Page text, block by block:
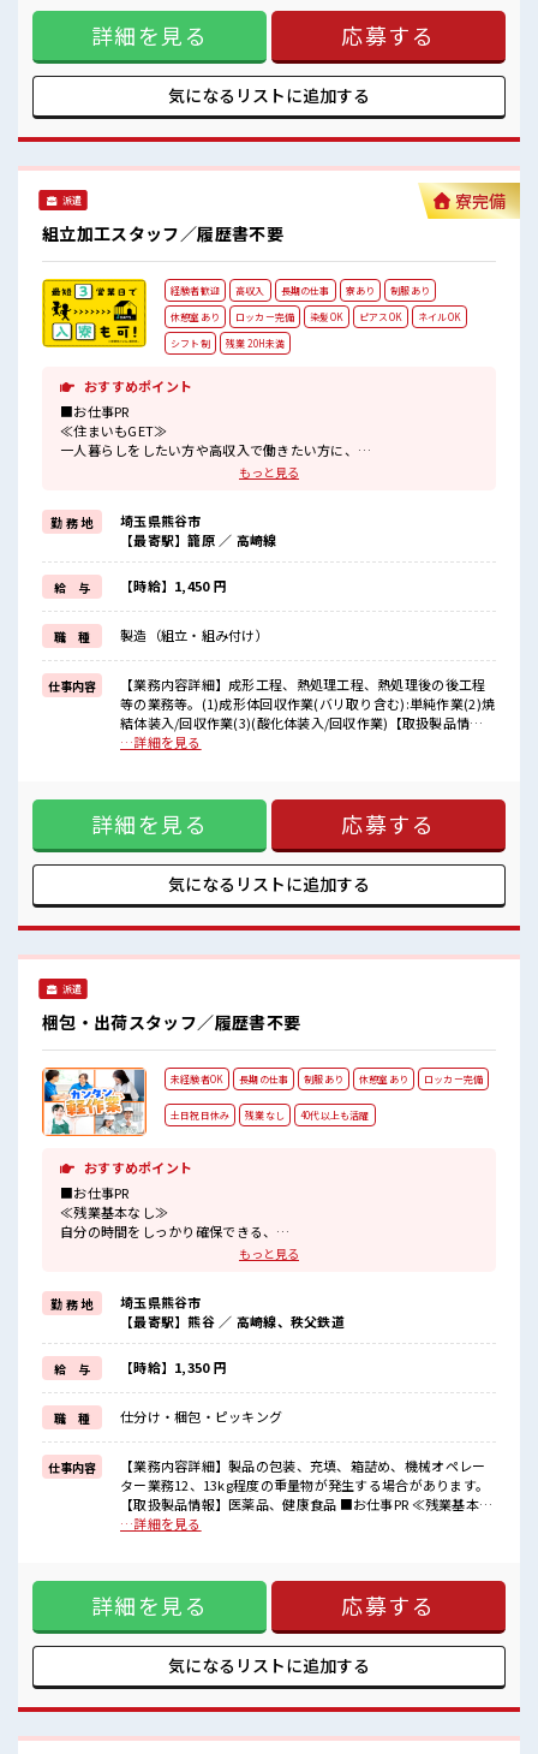
未経験の方も大カンゲイ≫ 新しいことにチャレンジするのは
不安だけど、 しっかり働く環境が整っています！ イチからス
キルUP・ステップUP目指していきましょう！ ≪収入アップ
を目指せる≫ 高時給だらけの派遣のお仕事です！ ■職場の雰
囲気 休憩室で自分タイム！ のんびりスマホチェック♪ ロッカ
ーあり！ 安心してお仕事に集中♪ 残業はほとんどありませ
詳細を見る 応募する
気になるリストに追加する
派遣
組立加工スタッフ／履歴書不要
寮完備
経験者歓迎 高収入 長期の仕事 寮あり
制服あり
休憩室あり
ロッカー完備 染髪OK ピアスOK
ネイルOK
シフト制
残業 20H未満
おすすめポイント
■お仕事PR
≪住まいもGET≫
一人暮らしをしたい方や高収入で働きたい方に、
オススメしたい寮完備のお仕事！
安心して寮で新生活がスタートできます♪
基本的に赴任地までの交通費が出ますので遠方の方もご安心くださ
(規定有)≪経験者優遇≫
これまでの経験を活かしませんか？
ブランクがあっても大丈夫♪
経験はちょっとだけ…という方もOK！
≪ちょっとの残業で収入アップ≫
残業は月20時間未満で、
ほどよく稼げます♪
■職場の雰囲気
明るすぎたり奇抜過ぎなければヘアカラーOK！
安心してお仕事に集中♪
程よく残業あり！
高収入もバッチリ目指せますよ！
もっと見る
勤 務 地
埼玉県熊谷市
【最寄駅】籠原 ／ 高崎線
給 与 【時給】1,450 円
職 種 製造（組立・組み付け）
仕事内容
【業務内容詳細】成形工程、熱処理工程、熱処理後の後工程
等の業務等。(1)成形体回収作業(バリ取り含む):単純作業(2)焼
結体装入/回収作業(3)(酸化体装入/回収作業)【取扱製品情
報】OA機器、自動車、電動工具等に使用される焼結機械部品
きたい方に、 オススメしたい寮完備のお仕事！ 担当者があな
たをしっかりサポートするので、 安心して寮で新生活がスタ
ートできます♪ 基本的に赴任地までの交通費が出ますので遠
方の方もご安心ください！ (規定有)≪経験者優遇≫ これまで
の経験を活かしませんか？ ブランクがあっても大丈夫♪ 経験
はちょっとだけ…という方もOK！ ≪ちょっとの残業で収入ア
雰囲気 明るすぎたり奇抜過ぎなければヘアカラーOK！ 仕事
の合間の息抜きは休憩室で♪ ロッカーあり！ 安心してお仕事
…詳細を見る
詳細を見る 応募する
気になるリストに追加する
派遣
梱包・出荷スタッフ／履歴書不要
未経験者OK 長期の仕事 制服あり 休憩室あり ロッカー完備
土日祝日休み 残業なし 40代以上も活躍
おすすめポイント
■お仕事PR
≪残業基本なし≫
自分の時間をしっかり確保できる、
≪週休2日制≫
週末は家族や友人と一緒にプライベート満喫！
≪ラクラク制服アリ≫
制服があるので、
毎日の服装の悩み解消♪
≪初めての仕事だけど自分にもできそう≫
新しいことにチャレンジするのは不安だけど、
しっかり働く環境が整っています！
イチからスキルUP・ステップUP目指していきましょう！
≪収入アップを目指せる≫
高時給だらけの派遣のお仕事です！
■職場の雰囲気
ロッカーあり！
安心してお仕事に集中♪
残業は基本なし！
プライベートを大切にしたい人にはピッタリ★
もっと見る
勤 務 地
埼玉県熊谷市
【最寄駅】熊谷 ／ 高崎線、秩父鉄道
給 与 【時給】1,350 円
職 種 仕分け・梱包・ピッキング
仕事内容
【業務内容詳細】製品の包装、充填、箱詰め、機械オペレー
ター業務12、13kg程度の重量物が発生する場合があります。
【取扱製品情報】医薬品、健康食品 ■お仕事PR ≪残業基本な
し≫ 自分の時間をしっかり確保できる、 残業基本ナシのお仕
ラクラク制服アリ≫ 制服があるので、 毎日の服装の悩み解消
♪ ≪初めての仕事だけど自分にもできそう≫ 新しいことにチ
ャレンジするのは不安だけど、 しっかり働く環境が整ってい
ます！ イチからスキルUP・ステップUP目指していきましょ
う！ ≪収入アップを目指せる≫ 高時給だらけの派遣のお仕事
し！ プライベートを大切にしたい人にはピッタリ★
…詳細を見る
詳細を見る 応募する
気になるリストに追加する